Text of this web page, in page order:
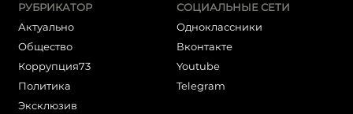
РУБРИКАТОР
Актуально
Общество
Коррупция73
Политика
Эксклюзив
СОЦИАЛЬНЫЕ СЕТИ
Одноклассники
Вконтакте
Youtube
Telegram